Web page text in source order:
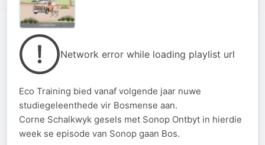
Network error while loading playlist url
Eco Training bied vanaf volgende jaar nuwe
studiegeleenthede vir Bosmense aan.
Corne Schalkwyk gesels met Sonop Ontbyt in hierdie
week se episode van Sonop gaan Bos.